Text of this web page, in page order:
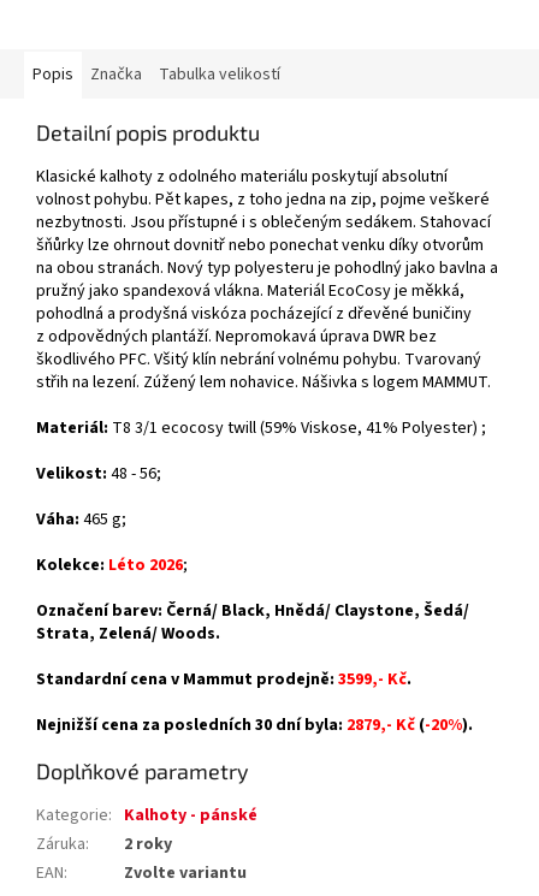
Popis Značka Tabulka velikostí
Detailní popis produktu
Klasické kalhoty z odolného materiálu poskytují absolutní
volnost pohybu. Pět kapes, z toho jedna na zip, pojme veškeré
nezbytnosti. Jsou přístupné i s oblečeným sedákem. Stahovací
šňůrky lze ohrnout dovnitř nebo ponechat venku díky otvorům
na obou stranách. Nový typ polyesteru je pohodlný jako bavlna a
pružný jako spandexová vlákna. Materiál EcoCosy je měkká,
pohodlná a prodyšná viskóza pocházející z dřevěné buničiny
z odpovědných plantáží. Nepromokavá úprava DWR bez
škodlivého PFC. Všitý klín nebrání volnému pohybu. Tvarovaný
střih na lezení. Zúžený lem nohavice. Nášivka s logem MAMMUT.
Materiál: T8 3/1 ecocosy twill (59% Viskose, 41% Polyester) ;
Velikost: 48 - 56;
Váha: 465 g;
Kolekce: Léto 2026;
Označení barev: Černá/ Black, Hnědá/ Claystone, Šedá/
Strata, Zelená/ Woods.
Standardní cena v Mammut prodejně: 3599,- Kč.
Nejnižší cena za posledních 30 dní byla: 2879,- Kč (-20%).
Doplňkové parametry
Kategorie: Kalhoty - pánské
Záruka:
2 roky
EAN: Zvolte variantu